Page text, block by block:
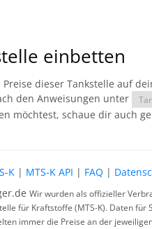
einbetten
dieser Tankstelle auf
den Anweisungen unter
möchtest, schaue dir auch
K | MTS-K API | FAQ |
Wir wurden als offizieller
für Kraftstoffe (MTS-K). Daten
immer die Preise an der